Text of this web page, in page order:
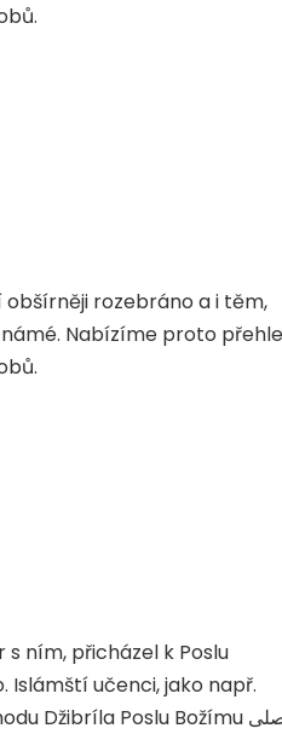
rozebráno a i těm,
Nabízíme proto
ním, přicházel k Poslu
Islámští učenci, jako např.
Džibríla Poslu Božímu